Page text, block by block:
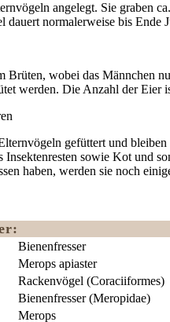
angelegt. Sie graben
normalerweise bis Ende
Brüten, wobei das Männchen
werden. Die Anzahl der Eier
gefüttert und
Insektenresten sowie Kot und
haben, werden sie noch
Bienenfresser
Merops apiaster
Rackenvögel (Coraciiformes) ‎
Bienenfresser (Meropidae)
Merops